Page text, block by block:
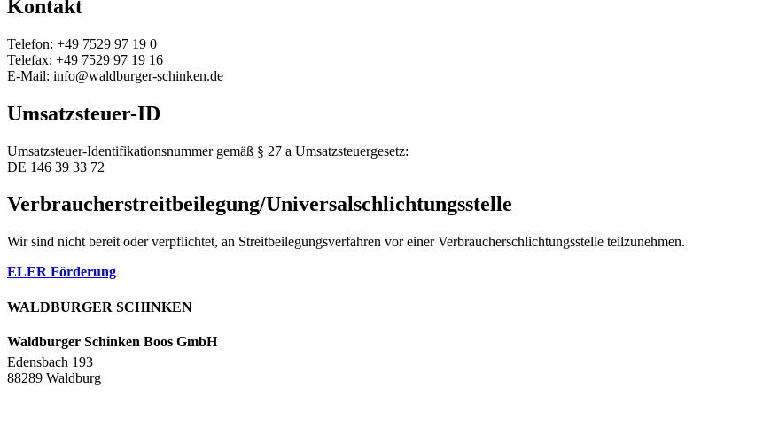
Kontakt
Telefon: +49 7529 97 19 0
Telefax: +49 7529 97 19 16
E-Mail: info@waldburger-schinken.de
Umsatzsteuer-ID
Umsatzsteuer-Identifikationsnummer gemäß § 27 a Umsatzsteuergesetz:
DE 146 39 33 72
Verbraucher­streit­beilegung/Universal­schlichtungs­stelle
Wir sind nicht bereit oder verpflichtet, an Streitbeilegungsverfahren vor einer Verbraucherschlichtungsstelle teilzunehmen.
ELER Förderung
WALDBURGER SCHINKEN
Waldburger Schinken Boos GmbH
Edensbach 193
88289 Waldburg